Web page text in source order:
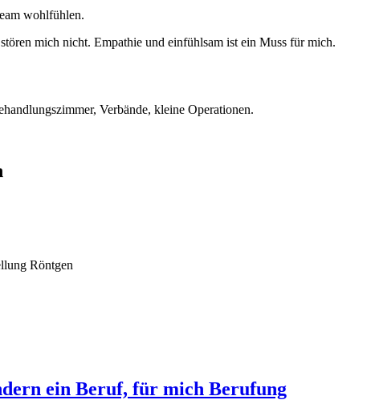
wohlfühlen.
mich nicht. Empathie und einfühlsam ist ein Muss für mich.
Verbände, kleine Operationen.
Röntgen
ein Beruf, für mich Berufung